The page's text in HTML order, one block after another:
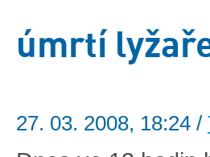
úmrtí
27. 03. 2008, 18:24 /